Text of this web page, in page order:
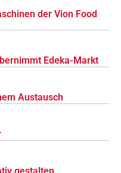
der Vion Food
Edeka-Markt
Austausch
gestalten